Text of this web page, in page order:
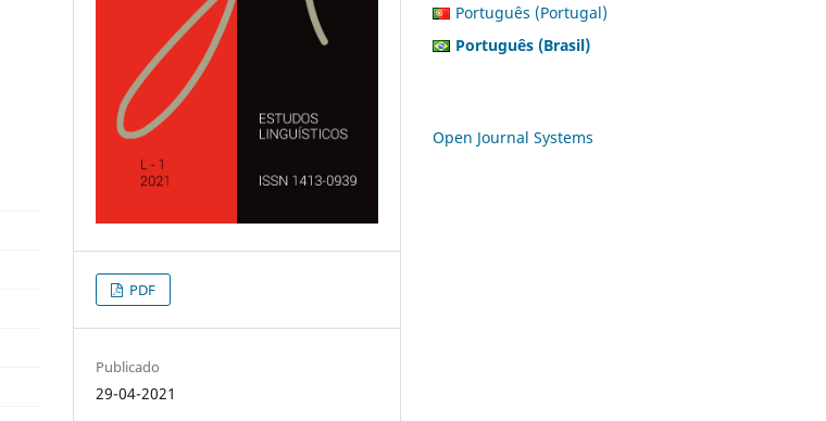
PDF
Publicado
29-04-2021
Português (Portugal)
Português (Brasil)
Open Journal Systems